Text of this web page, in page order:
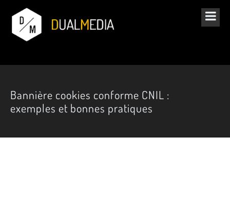
Bannière cookies conforme CNIL :
exemples et bonnes pratiques